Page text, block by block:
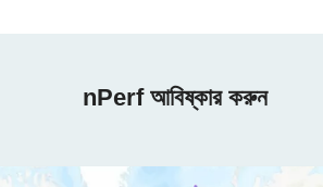
nPerf আবিষ্কার করুন